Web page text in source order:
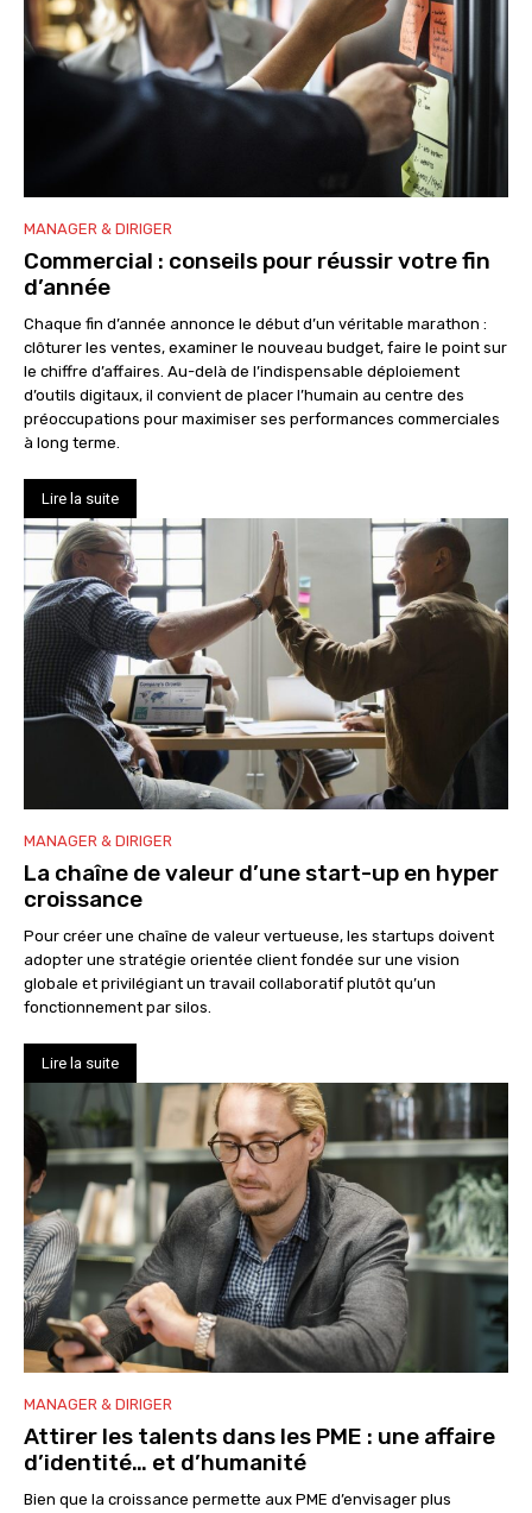
MANAGER & DIRIGER
Commercial : conseils pour réussir votre fin
d’année
Chaque fin d’année annonce le début d’un véritable marathon :
clôturer les ventes, examiner le nouveau budget, faire le point sur
le chiffre d’affaires. Au-delà de l’indispensable déploiement
d’outils digitaux, il convient de placer l’humain au centre des
préoccupations pour maximiser ses performances commerciales
Lire la suite
MANAGER & DIRIGER
La chaîne de valeur d’une start-up en hyper
croissance
Pour créer une chaîne de valeur vertueuse, les startups doivent
adopter une stratégie orientée client fondée sur une vision
globale et privilégiant un travail collaboratif plutôt qu’un
fonctionnement par silos.
Lire la suite
MANAGER & DIRIGER
Attirer les talents dans les PME : une affaire
d’identité… et d’humanité
Bien que la croissance permette aux PME d’envisager plus